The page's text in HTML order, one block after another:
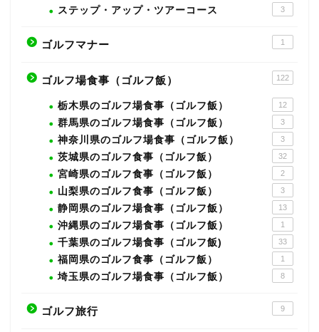
ステップ・アップ・ツアーコース 3
ゴルフマナー 1
ゴルフ場食事（ゴルフ飯） 122
栃木県のゴルフ場食事（ゴルフ飯） 12
群馬県のゴルフ場食事（ゴルフ飯） 3
神奈川県のゴルフ場食事（ゴルフ飯） 3
茨城県のゴルフ食事（ゴルフ飯） 32
宮崎県のゴルフ食事（ゴルフ飯） 2
山梨県のゴルフ食事（ゴルフ飯） 3
静岡県のゴルフ場食事（ゴルフ飯） 13
沖縄県のゴルフ場食事（ゴルフ飯） 1
千葉県のゴルフ場食事（ゴルフ飯) 33
福岡県のゴルフ食事（ゴルフ飯） 1
埼玉県のゴルフ場食事（ゴルフ飯） 8
ゴルフ旅行 9